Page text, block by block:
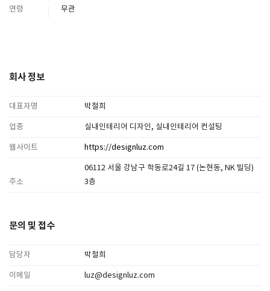
연령
무관
회사 정보
대표자명 박철희
업종 실내인테리어 디자인, 실내인테리어 컨설팅
웹사이트 https://designluz.com
주소
06112 서울 강남구 학동로24길 17 (논현동, NK 빌딩)
3층
문의 및 접수
담당자 박철희
이메일 luz@designluz.com